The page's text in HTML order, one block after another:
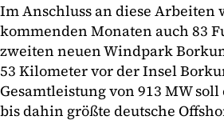
Im Anschluss an diese
kommenden Monaten auch 83
zweiten neuen Windpark
53 Kilometer vor der Insel
Gesamtleistung von 913 MW
bis dahin größte deutsche